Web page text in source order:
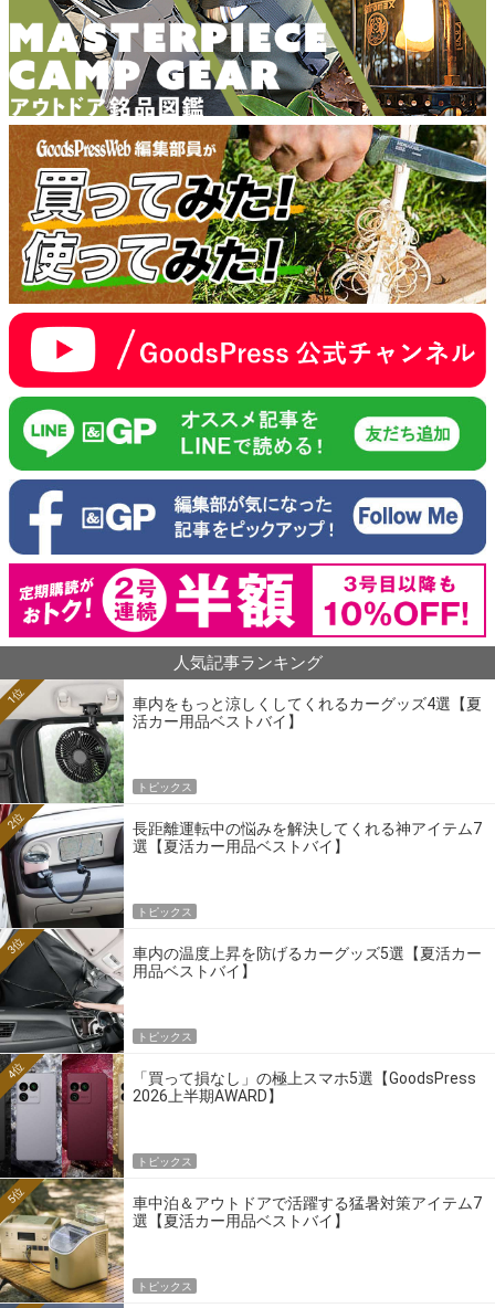
人気記事ランキング
車内をもっと涼しくしてくれるカーグッズ4選【夏
活カー用品ベストバイ】
1位
トピックス
長距離運転中の悩みを解決してくれる神アイテム7
選【夏活カー用品ベストバイ】
2位
トピックス
車内の温度上昇を防げるカーグッズ5選【夏活カー
用品ベストバイ】
3位
トピックス
「買って損なし」の極上スマホ5選【GoodsPress
2026上半期AWARD】
4位
トピックス
車中泊＆アウトドアで活躍する猛暑対策アイテム7
選【夏活カー用品ベストバイ】
5位
トピックス